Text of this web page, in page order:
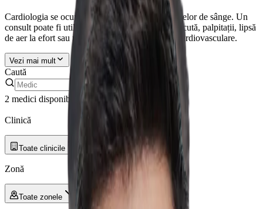
Cardiologia se ocupă de sănătatea inimii și a vaselor de sânge. Un
consult poate fi util pentru tensiune arterială crescută, palpitații, lipsă
de aer la efort sau monitorizarea unei afecțiuni cardiovasculare.
Vezi mai mult
Caută
2 medici disponibili Filtre Clinică și zonă
Clinică
Toate clinicile
Zonă
Toate zonele